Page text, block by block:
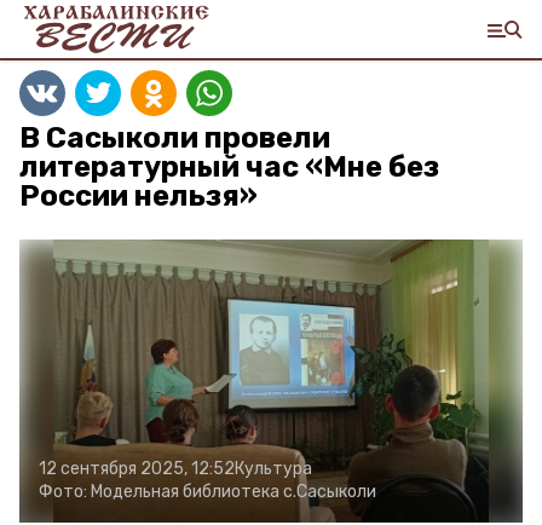
В Сасыколи провели
литературный час «Мне без
России нельзя»
12 сентября 2025, 12:52Культура
Фото: Модельная библиотека с.Сасыколи